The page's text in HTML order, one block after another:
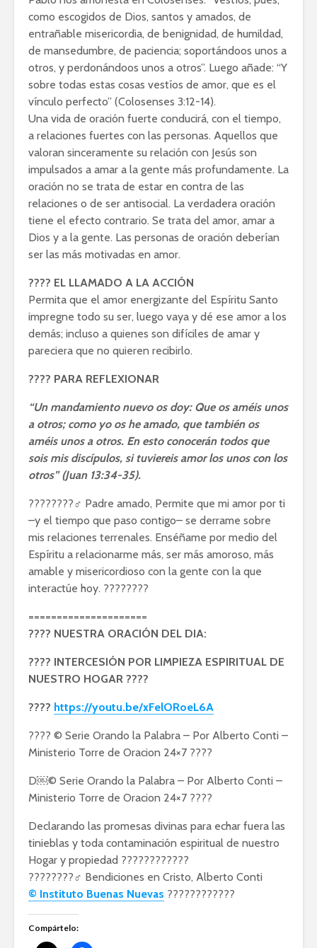
como escogidos de Dios, santos y amados, de
entrañable misericordia, de benignidad, de humildad,
de mansedumbre, de paciencia; soportándoos unos a
otros, y perdonándoos unos a otros”. Luego añade: “Y
sobre todas estas cosas vestíos de amor, que es el
vínculo perfecto” (Colosenses 3:12-14).
Una vida de oración fuerte conducirá, con el tiempo,
a relaciones fuertes con las personas. Aquellos que
valoran sinceramente su relación con Jesús son
impulsados a amar a la gente más profundamente. La
oración no se trata de estar en contra de las
relaciones o de ser antisocial. La verdadera oración
tiene el efecto contrario. Se trata del amor, amar a
Dios y a la gente. Las personas de oración deberían
ser las más motivadas en amor.
???? EL LLAMADO A LA ACCIÓN
Permita que el amor energizante del Espíritu Santo
impregne todo su ser, luego vaya y dé ese amor a los
demás; incluso a quienes son difíciles de amar y
pareciera que no quieren recibirlo.
???? PARA REFLEXIONAR
“Un mandamiento nuevo os doy: Que os améis unos
a otros; como yo os he amado, que también os
améis unos a otros. En esto conocerán todos que
sois mis discípulos, si tuviereis amor los unos con los
otros” (Juan 13:34-35).
????????♂️ Padre amado, Permite que mi amor por ti
–y el tiempo que paso contigo– se derrame sobre
mis relaciones terrenales. Enséñame por medio del
Espíritu a relacionarme más, ser más amoroso, más
amable y misericordioso con la gente con la que
interactúe hoy. ????????
=====================
???? NUESTRA ORACIÓN DEL DIA:
????️ INTERCESIÓN POR LIMPIEZA ESPIRITUAL DE
NUESTRO HOGAR ????️
????️ https://youtu.be/xFelORoeL6A
???? © Serie Orando la Palabra – Por Alberto Conti –
Ministerio Torre de Oracion 24×7 ????
D￼© Serie Orando la Palabra – Por Alberto Conti –
Ministerio Torre de Oracion 24×7 ????
Declarando las promesas divinas para echar fuera las
tinieblas y toda contaminación espiritual de nuestro
Hogar y propiedad ????????????
????????♂️ Bendiciones en Cristo, Alberto Conti
© Instituto Buenas Nuevas ????????????️
Compártelo: